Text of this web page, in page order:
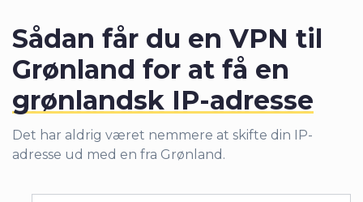
Sådan får du en VPN til
Grønland for at få en
grønlandsk IP-adresse
Det har aldrig været nemmere at skifte din IP-
adresse ud med en fra Grønland.